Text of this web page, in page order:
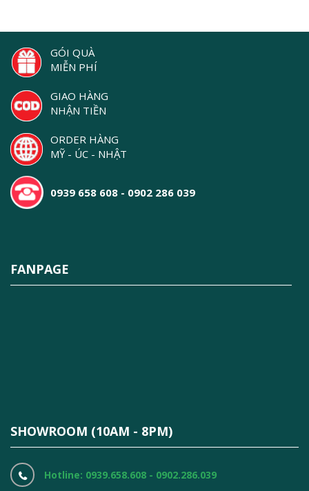
GÓI QUÀ
MIỄN PHÍ
GIAO HÀNG
NHẬN TIỀN
ORDER HÀNG
MỸ - ÚC - NHẬT
0939 658 608 - 0902 286 039
FANPAGE
SHOWROOM (10AM - 8PM)
Hotline: 0939.658.608 - 0902.286.039